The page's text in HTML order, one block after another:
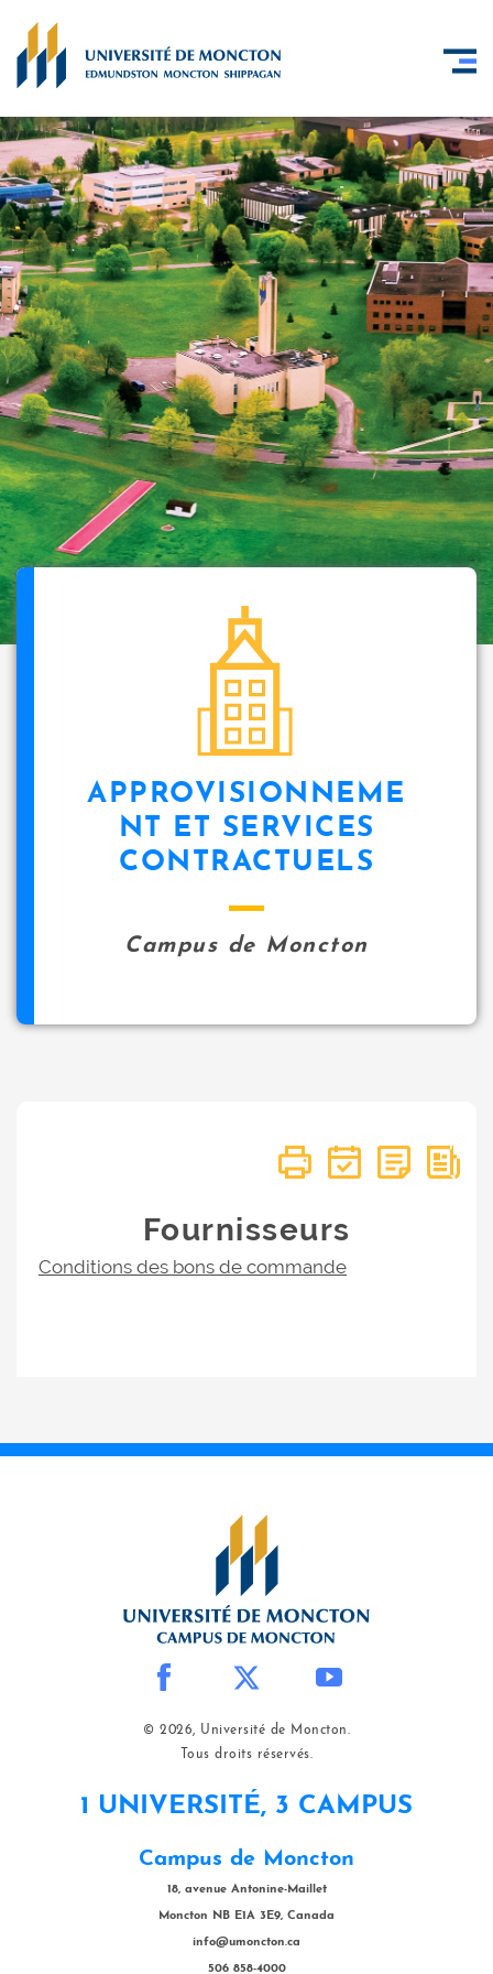
APPROVISIONNEME
NT ET SERVICES
CONTRACTUELS
Campus de Moncton
Fournisseurs
Conditions des bons de commande
© 2026, Université de Moncton.
Tous droits réservés.
1 UNIVERSITÉ, 3 CAMPUS
Campus de Moncton
18, avenue Antonine-Maillet
Moncton NB E1A 3E9, Canada
info@umoncton.ca
506 858-4000